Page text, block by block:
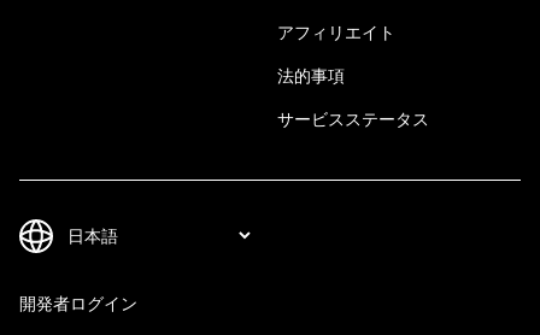
アフィリエイト
法的事項
サービスステータス
開発者ログイン